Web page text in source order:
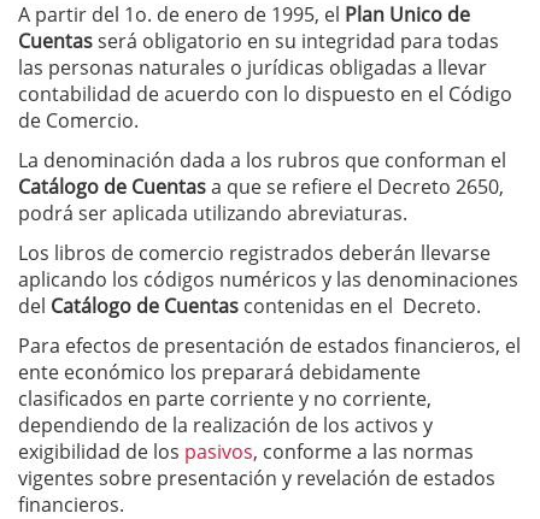
A partir del 1o. de enero de 1995, el Plan Unico de
Cuentasserá obligatorio en su integridad para todas
las personas naturales o jurídicas obligadas a llevar
contabilidad de acuerdo con lo dispuesto en el Código
de Comercio.
La denominación dada a los rubros que conforman el
Catálogo de Cuentasa que se refiere el Decreto 2650,
podrá ser aplicada utilizando abreviaturas.
Los libros de comercio registrados deberán llevarse
aplicando los códigos numéricos y las denominaciones
del Catálogo de Cuentas contenidas en el Decreto.
Para efectos de presentación de estados financieros, el
ente económico los preparará debidamente
clasificados en parte corriente y no corriente,
dependiendo de la realización de los activos y
exigibilidad de los pasivos, conforme a las normas
vigentes sobre presentación y revelación de estados
financieros.